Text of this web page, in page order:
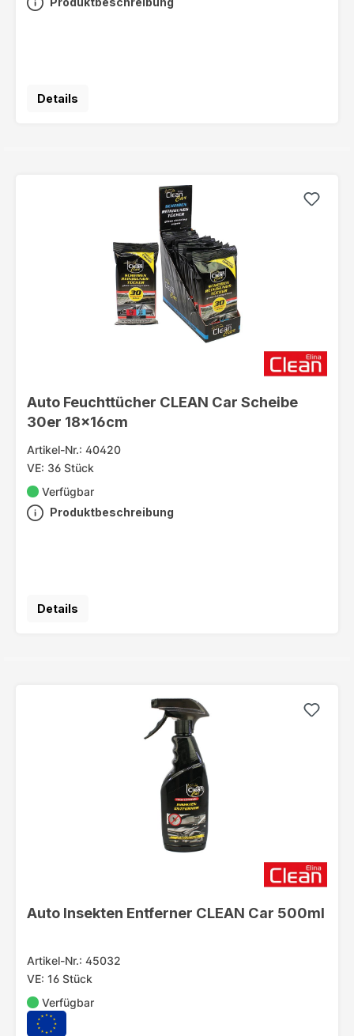
Details
Auto Feuchttücher CLEAN Car Scheibe
30er 18x16cm
Artikel-Nr.: 40420
VE: 36 Stück
Verfügbar
Produktbeschreibung
Details
Auto Insekten Entferner CLEAN Car 500ml
Artikel-Nr.: 45032
VE: 16 Stück
Verfügbar